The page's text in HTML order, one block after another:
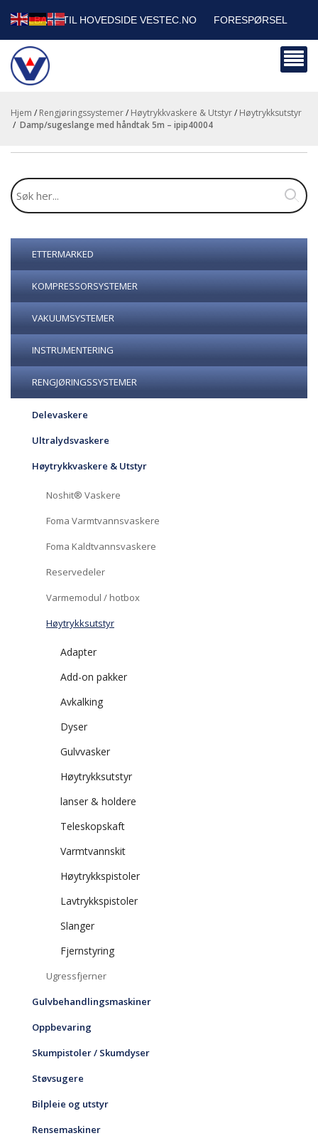
TILBAKE TIL HOVEDSIDE VESTEC.NO FORESPØRSEL
HANDLEVOGN
BEDRIFTSKUNDER
Hjem / Rengjøringssystemer/ Høytrykkvaskere & Utstyr/ Høytrykksutstyr
/
damp/sugeslange med håndtak 5m – ipip40004
ETTERMARKED
KOMPRESSORSYSTEMER
VAKUUMSYSTEMER
INSTRUMENTERING
RENGJØRINGSSYSTEMER
Delevaskere
Ultralydsvaskere
Høytrykkvaskere & Utstyr
Noshit® Vaskere
Foma Varmtvannsvaskere
Foma Kaldtvannsvaskere
Reservedeler
Varmemodul / hotbox
Høytrykksutstyr
Adapter
Add-on pakker
Avkalking
Dyser
Gulvvasker
Høytrykksutstyr
lanser & holdere
Teleskopskaft
Varmtvannskit
Høytrykkspistoler
Lavtrykkspistoler
Slanger
Fjernstyring
Ugressfjerner
Gulvbehandlingsmaskiner
Oppbevaring
Skumpistoler / Skumdyser
Støvsugere
Bilpleie og utstyr
Rensemaskiner